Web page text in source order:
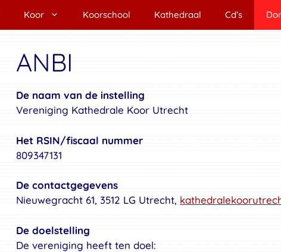
Koor Koorschool Kathedraal Cd’s
ANBI
De naam van de instelling
Vereniging Kathedrale Koor Utrecht
Het RSIN/fiscaal nummer
809347131
De contactgegevens
Nieuwegracht 61, 3512 LG Utrecht,
De doelstelling
De vereniging heeft ten doel: